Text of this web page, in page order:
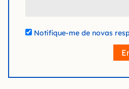
Notifique-me de novas